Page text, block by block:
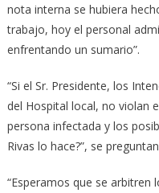
nota interna se hubiera
trabajo, hoy el personal
enfrentando un sumario”.
“Si el Sr. Presidente, los
del Hospital local, no violan
persona infectada y los
Rivas lo hace?”, se
“Esperamos que se arbitren